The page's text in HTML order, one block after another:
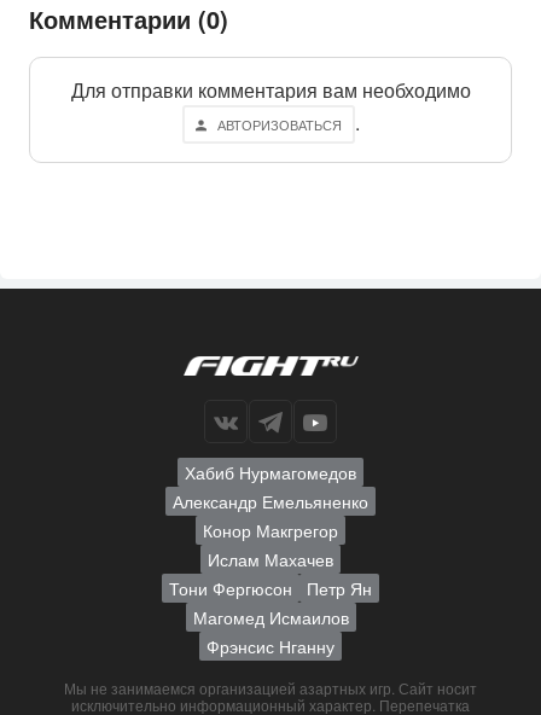
Комментарии (0)
Для отправки комментария вам необходимо
АВТОРИЗОВАТЬСЯ .
Хабиб Нурмагомедов
Александр Емельяненко
Конор Макгрегор
Ислам Махачев
Тони Фергюсон
Петр Ян
Магомед Исмаилов
Фрэнсис Нганну
Мы не занимаемся организацией азартных игр. Сайт носит
исключительно информационный характер. Перепечатка